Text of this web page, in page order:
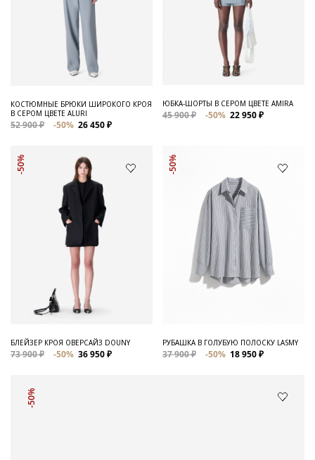
КОСТЮМНЫЕ БРЮКИ ШИРОКОГО КРОЯ
В СЕРОМ ЦВЕТЕ ALURI
52 900 ₽ -50% 26 450 ₽
ЮБКА-ШОРТЫ В СЕРОМ ЦВЕТЕ AMIRA
45 900 ₽ -50% 22 950 ₽
-50%
БЛЕЙЗЕР КРОЯ ОВЕРСАЙЗ DOUNY
73 900 ₽ -50% 36 950 ₽
-50%
РУБАШКА В ГОЛУБУЮ ПОЛОСКУ LASMY
37 900 ₽ -50% 18 950 ₽
-50%